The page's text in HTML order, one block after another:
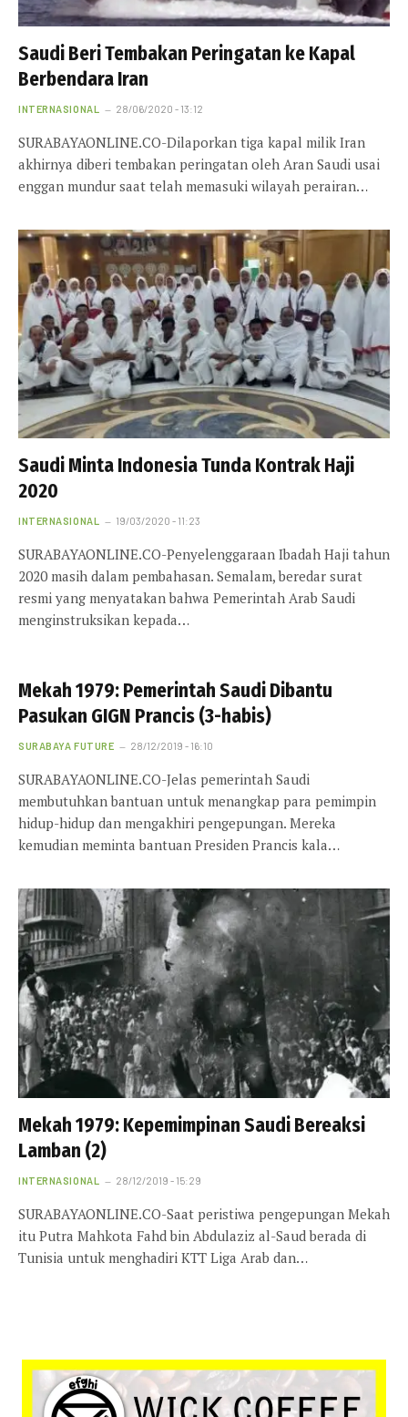
Saudi Beri Tembakan Peringatan ke Kapal
Berbendara Iran
INTERNASIONAL 28/06/2020 - 13:12
SURABAYAONLINE.CO-Dilaporkan tiga kapal milik Iran
akhirnya diberi tembakan peringatan oleh Aran Saudi usai
enggan mundur saat telah memasuki wilayah perairan…
Saudi Minta Indonesia Tunda Kontrak Haji
2020
INTERNASIONAL 19/03/2020 - 11:23
SURABAYAONLINE.CO-Penyelenggaraan Ibadah Haji tahun
2020 masih dalam pembahasan. Semalam, beredar surat
resmi yang menyatakan bahwa Pemerintah Arab Saudi
menginstruksikan kepada…
Mekah 1979: Pemerintah Saudi Dibantu
Pasukan GIGN Prancis (3-habis)
SURABAYA FUTURE 28/12/2019 - 16:10
SURABAYAONLINE.CO-Jelas pemerintah Saudi
membutuhkan bantuan untuk menangkap para pemimpin
hidup-hidup dan mengakhiri pengepungan. Mereka
kemudian meminta bantuan Presiden Prancis kala…
Mekah 1979: Kepemimpinan Saudi Bereaksi
Lamban (2)
INTERNASIONAL 28/12/2019 - 15:29
SURABAYAONLINE.CO-Saat peristiwa pengepungan Mekah
itu Putra Mahkota Fahd bin Abdulaziz al-Saud berada di
Tunisia untuk menghadiri KTT Liga Arab dan…